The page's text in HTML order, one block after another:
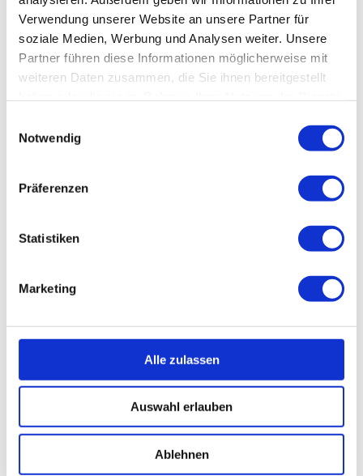
Verwendung unserer Website an unsere Partner für
soziale Medien, Werbung und Analysen weiter. Unsere
Partner führen diese Informationen möglicherweise mit
weiteren Daten zusammen, die Sie ihnen bereitgestellt
Notwendig
Präferenzen
Statistiken
Marketing
Alle zulassen
Auswahl erlauben
Ablehnen
besondere Kippsicherheit, das offene Katamaran-Design mit
unmittelbarem Wasserablauf und einfaches Ein- und Aussteigen
hohe Lagestabilität und mit seiner durchgängigen Breite von
42cm über eine Länge von 370cm eine großzügige Ladefläche.
Remigo Elektroaußenborder